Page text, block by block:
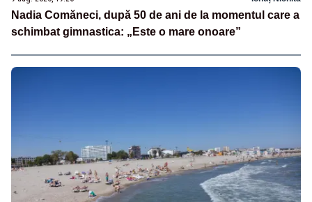
Nadia Comăneci, după 50 de ani de la momentul care a
schimbat gimnastica: „Este o mare onoare”